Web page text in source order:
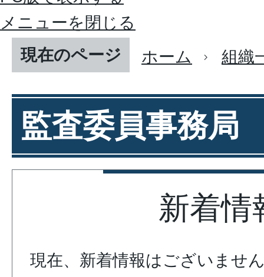
メニューを閉じる
現在のページ
ホーム 組織
監査委員事務局
新着情
現在、新着情報はございませ